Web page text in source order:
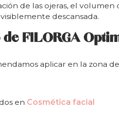
de las ojeras, el
descansada.
FILORGA
aplicar en la zona
en Cosmética facial